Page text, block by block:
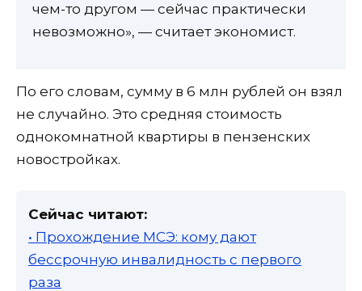
чем-то другом — сейчас практически
невозможно», — считает экономист.
По его словам, сумму в 6 млн рублей он взял
не случайно. Это средняя стоимость
однокомнатной квартиры в пензенских
новостройках.
Сейчас читают:
• Прохождение МСЭ: кому дают
бессрочную инвалидность с первого
раза